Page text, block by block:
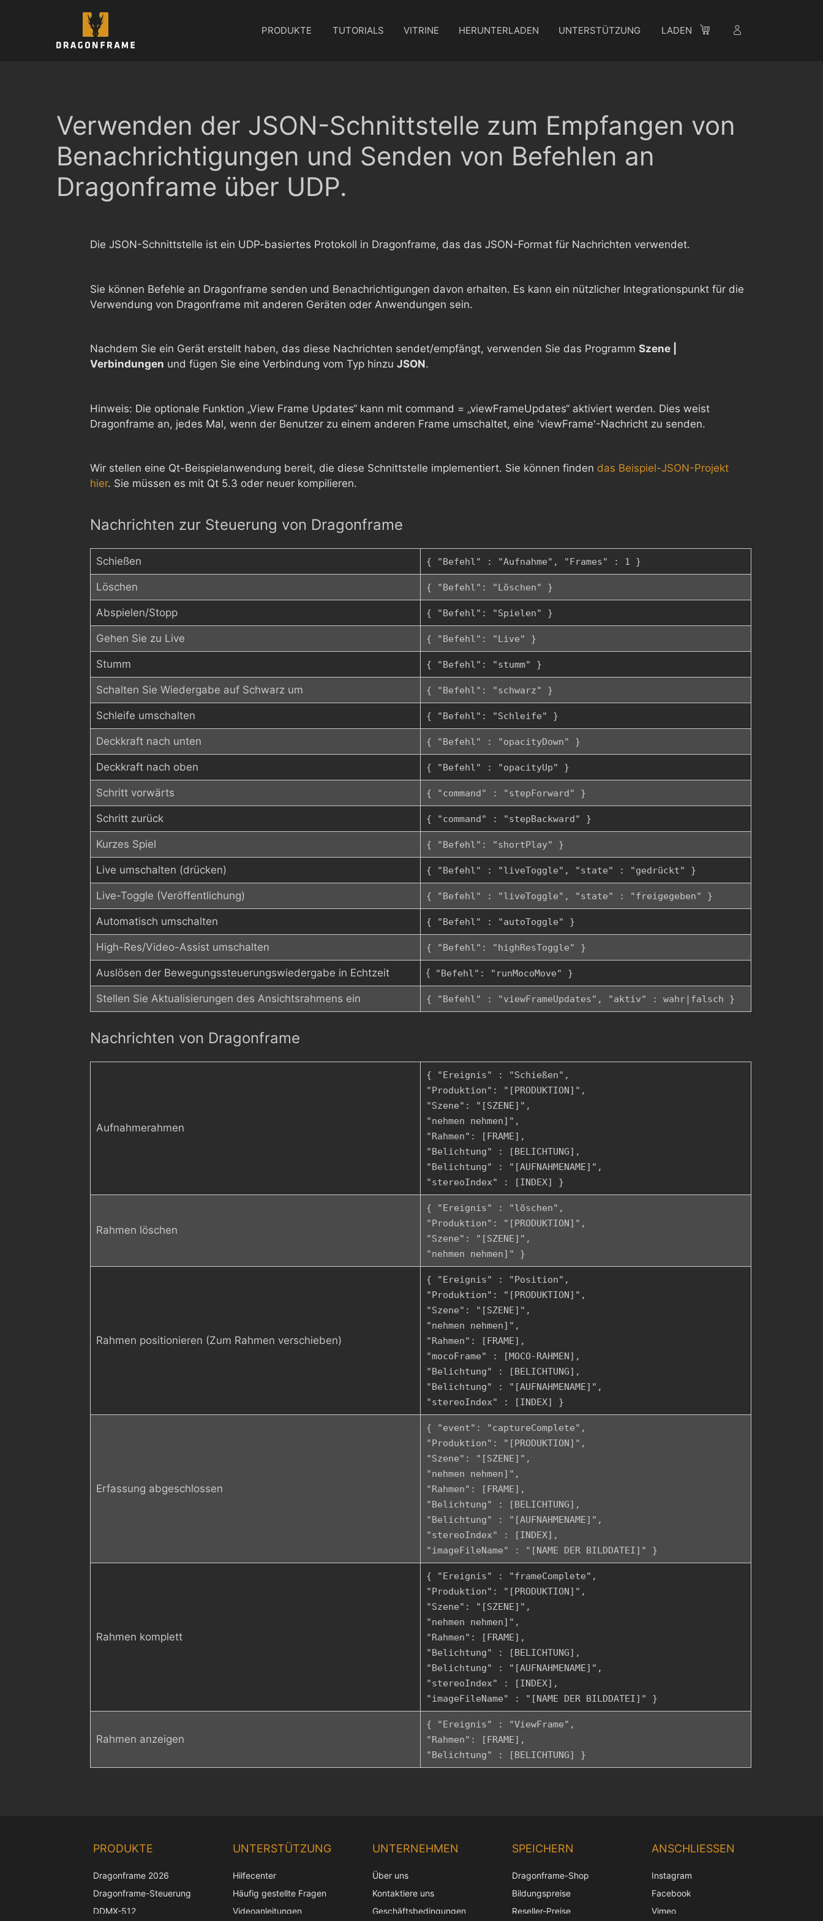
PRODUKTE TUTORIALS VITRINE HERUNTERLADEN UNTERSTÜTZUNG LADEN
Verwenden der JSON-Schnittstelle zum Empfangen von
Benachrichtigungen und Senden von Befehlen an
Dragonframe über UDP.
Die JSON-Schnittstelle ist ein UDP-basiertes Protokoll in Dragonframe, das das JSON-Format für Nachrichten verwendet.
Sie können Befehle an Dragonframe senden und Benachrichtigungen davon erhalten. Es kann ein nützlicher Integrationspunkt für die
Verwendung von Dragonframe mit anderen Geräten oder Anwendungen sein.
Nachdem Sie ein Gerät erstellt haben, das diese Nachrichten sendet/empfängt, verwenden Sie das Programm Szene |
Verbindungen und fügen Sie eine Verbindung vom Typ hinzu JSON.
Hinweis: Die optionale Funktion „View Frame Updates“ kann mit command = „viewFrameUpdates“ aktiviert werden. Dies weist
Dragonframe an, jedes Mal, wenn der Benutzer zu einem anderen Frame umschaltet, eine 'viewFrame'-Nachricht zu senden.
Wir stellen eine Qt-Beispielanwendung bereit, die diese Schnittstelle implementiert. Sie können finden das Beispiel-JSON-Projekt
hier. Sie müssen es mit Qt 5.3 oder neuer kompilieren.
Nachrichten zur Steuerung von Dragonframe
Schießen { "Befehl" : "Aufnahme", "Frames" : 1 }
Löschen { "Befehl": "Löschen" }
Abspielen/Stopp { "Befehl": "Spielen" }
Gehen Sie zu Live { "Befehl": "Live" }
Stumm { "Befehl": "stumm" }
Schalten Sie Wiedergabe auf Schwarz um { "Befehl": "schwarz" }
Schleife umschalten { "Befehl": "Schleife" }
Deckkraft nach unten { "Befehl" : "opacityDown" }
Deckkraft nach oben { "Befehl" : "opacityUp" }
Schritt vorwärts { "command" : "stepForward" }
Schritt zurück { "command" : "stepBackward" }
Kurzes Spiel { "Befehl": "shortPlay" }
Live umschalten (drücken) { "Befehl" : "liveToggle", "state" : "gedrückt" }
Live-Toggle (Veröffentlichung) { "Befehl" : "liveToggle", "state" : "freigegeben" }
Automatisch umschalten { "Befehl" : "autoToggle" }
High-Res/Video-Assist umschalten { "Befehl": "highResToggle" }
Auslösen der Bewegungssteuerungswiedergabe in Echtzeit {"Befehl": "runMocoMove" }
Stellen Sie Aktualisierungen des Ansichtsrahmens ein { "Befehl" : "viewFrameUpdates", "aktiv" : wahr|falsch }
Nachrichten von Dragonframe
Aufnahmerahmen
{ "Ereignis" : "Schießen",
"Produktion": "[PRODUKTION]",
"Szene": "[SZENE]",
"nehmen nehmen]",
"Rahmen": [FRAME],
"Belichtung" : [BELICHTUNG],
"Belichtung" : "[AUFNAHMENAME]",
"stereoIndex" : [INDEX] }
Rahmen löschen
{ "Ereignis" : "löschen",
"Produktion": "[PRODUKTION]",
"Szene": "[SZENE]",
"nehmen nehmen]" }
Rahmen positionieren (Zum Rahmen verschieben)
{ "Ereignis" : "Position",
"Produktion": "[PRODUKTION]",
"Szene": "[SZENE]",
"nehmen nehmen]",
"Rahmen": [FRAME],
"mocoFrame" : [MOCO-RAHMEN],
"Belichtung" : [BELICHTUNG],
"Belichtung" : "[AUFNAHMENAME]",
"stereoIndex" : [INDEX] }
Erfassung abgeschlossen
{ "event": "captureComplete",
"Produktion": "[PRODUKTION]",
"Szene": "[SZENE]",
"nehmen nehmen]",
"Rahmen": [FRAME],
"Belichtung" : [BELICHTUNG],
"Belichtung" : "[AUFNAHMENAME]",
"stereoIndex" : [INDEX],
"imageFileName" : "[NAME DER BILDDATEI]" }
Rahmen komplett
{ "Ereignis" : "frameComplete",
"Produktion": "[PRODUKTION]",
"Szene": "[SZENE]",
"nehmen nehmen]",
"Rahmen": [FRAME],
"Belichtung" : [BELICHTUNG],
"Belichtung" : "[AUFNAHMENAME]",
"stereoIndex" : [INDEX],
"imageFileName" : "[NAME DER BILDDATEI]" }
Rahmen anzeigen
{ "Ereignis" : "ViewFrame",
"Rahmen": [FRAME],
"Belichtung" : [BELICHTUNG] }
PRODUKTE
Dragonframe 2026
Dragonframe-Steuerung
DDMX-512
UNTERSTÜTZUNG
Hilfecenter
Häufig gestellte Fragen
Videoanleitungen
UNTERNEHMEN
Über uns
Kontaktiere uns
Geschäftsbedingungen
SPEICHERN
Dragonframe-Shop
Bildungspreise
Reseller-Preise
ANSCHLIESSEN
Instagram
Facebook
Vimeo
Italian